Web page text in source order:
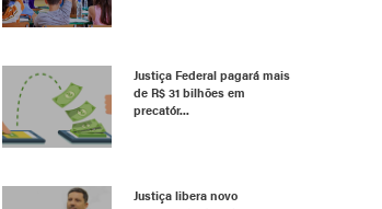
Justiça Federal pagará mais
de R$ 31 bilhões em
precatór...
Justiça libera novo